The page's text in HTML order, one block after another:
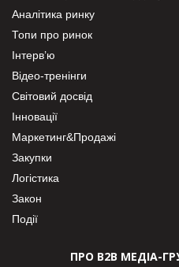
Аналітика ринку
Топи про ринок
Інтерв’ю
Відео-тренінги
Світовий досвід
Інновації
Маркетинг&Продажі
Закупки
Логістика
Закон
Події
ПРО В2В МЕДІА-